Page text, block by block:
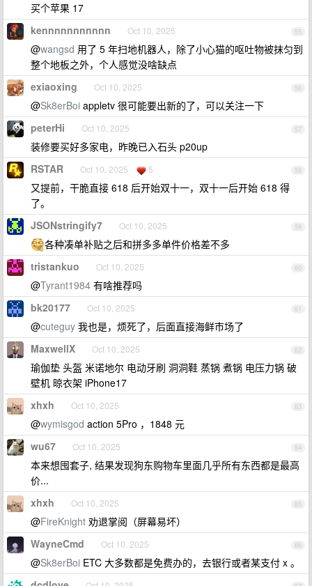
买个苹果 17
55
kennnnnnnnnnn Oct 10, 2025
@wangsd 用了 5 年扫地机器人，除了小心猫的呕吐物被抹匀到
整个地板之外，个人感觉没啥缺点
56
exiaoxing Oct 10, 2025
@Sk8erBoi appletv 很可能要出新的了，可以关注一下
57
peterHi Oct 10, 2025
装修要买好多家电，昨晚已入石头 p20up
58
RSTAR Oct 10, 2025 5
又提前，干脆直接 618 后开始双十一，双十一后开始 618 得
了。
59
JSONstringify7 Oct 10, 2025
各种凑单补贴之后和拼多多单件价格差不多
60
tristankuo Oct 10, 2025
@Tyrant1984 有啥推荐吗
61
bk20177 Oct 10, 2025
@cuteguy 我也是，烦死了，后面直接海鲜市场了
62
MaxwellX Oct 10, 2025
瑜伽垫 头盔 米诺地尔 电动牙刷 洞洞鞋 蒸锅 煮锅 电压力锅 破
壁机 晾衣架 iPhone17
63
xhxh Oct 10, 2025
@wymisgod action 5Pro ，1848 元
64
wu67 Oct 10, 2025
本来想囤套子, 结果发现狗东购物车里面几乎所有东西都是最高
价...
65
xhxh Oct 10, 2025
@FireKnight 劝退掌阅（屏幕易坏）
66
WayneCmd Oct 10, 2025
@Sk8erBoi ETC 大多数都是免费办的，去银行或者某支付 x 。